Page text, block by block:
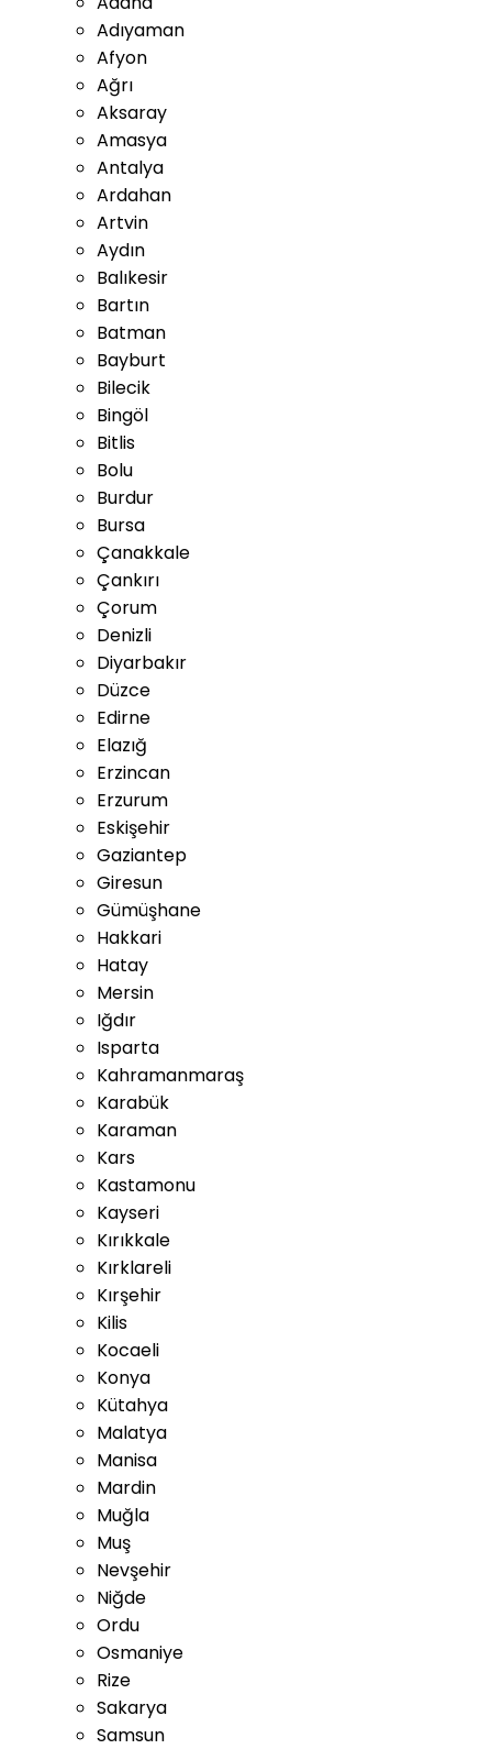
Adıyaman
Afyon
Ağrı
Aksaray
Amasya
Antalya
Ardahan
Artvin
Aydın
Balıkesir
Bartın
Batman
Bayburt
Bilecik
Bingöl
Bitlis
Bolu
Burdur
Bursa
Çanakkale
Çankırı
Çorum
Denizli
Diyarbakır
Düzce
Edirne
Elazığ
Erzincan
Erzurum
Eskişehir
Gaziantep
Giresun
Gümüşhane
Hakkari
Hatay
Mersin
Iğdır
Isparta
Kahramanmaraş
Karabük
Karaman
Kars
Kastamonu
Kayseri
Kırıkkale
Kırklareli
Kırşehir
Kilis
Kocaeli
Konya
Kütahya
Malatya
Manisa
Mardin
Muğla
Muş
Nevşehir
Niğde
Ordu
Osmaniye
Rize
Sakarya
Samsun